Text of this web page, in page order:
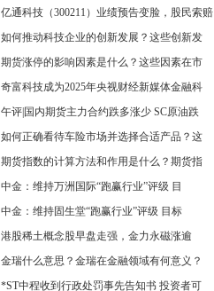
亿通科技（300211）业绩预告变脸，股民索赔
如何推动科技企业的创新发展？这些创新发
期货涨停的影响因素是什么？这些因素在市
奇富科技成为2025年央视财经新媒体金融科
午评|国内期货主力合约跌多涨少 SC原油跌
如何正确看待车险市场并选择合适产品？这
期货指数的计算方法和作用是什么？期货指
中金：维持万洲国际“跑赢行业”评级 目
中金：维持固生堂“跑赢行业”评级 目标
港股稀土概念股早盘走强，金力永磁涨逾
金瑞什么意思？金瑞在金融领域有何意义？
*ST中程收到行政处罚事先告知书 投资者可